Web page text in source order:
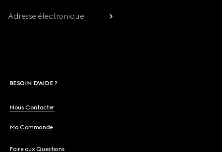
Adresse électronique
BESOIN D'AIDE ?
Nous Contacter
Ma Commande
Foire aux Questions